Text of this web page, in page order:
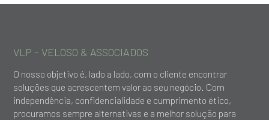
VLP – VELOSO & ASSOCIADOS
O nosso objetivo é, lado a lado, com o cliente encontrar
soluções que acrescentem valor ao seu negócio. Com
independência, confidencialidade e cumprimento ético,
procuramos sempre alternativas e a melhor solução para